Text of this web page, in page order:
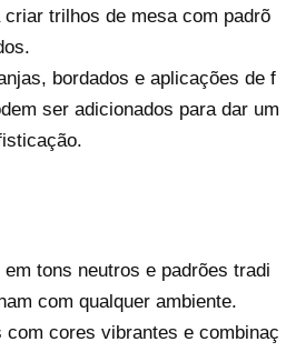
trilhos de mesa com padrõ
bordados e aplicações de f
ser adicionados para dar um
em tons neutros e padrões tradi
com qualquer ambiente.
com cores vibrantes e combinaç